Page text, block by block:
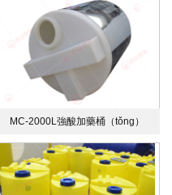
MC-2000L強酸加藥桶（tǒng）